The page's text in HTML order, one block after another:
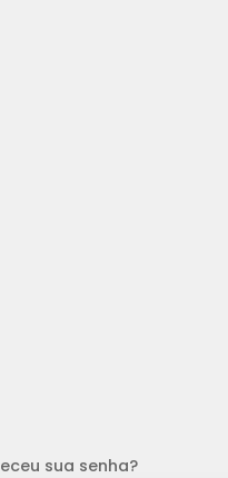
sua senha?